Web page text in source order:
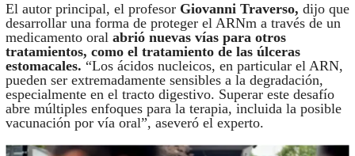
El autor principal, el profesor Giovanni Traverso, dijo que
desarrollar una forma de proteger el ARNm a través de un
medicamento oral abrió nuevas vías para otros
tratamientos, como el tratamiento de las úlceras
estomacales. “Los ácidos nucleicos, en particular el ARN,
pueden ser extremadamente sensibles a la degradación,
especialmente en el tracto digestivo. Superar este desafío
abre múltiples enfoques para la terapia, incluida la posible
vacunación por vía oral”, aseveró el experto.